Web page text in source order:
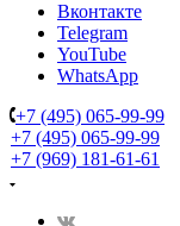
Вконтакте
Telegram
YouTube
WhatsApp
+7 (495) 065-99-99
+7 (495) 065-99-99
+7 (969) 181-61-61